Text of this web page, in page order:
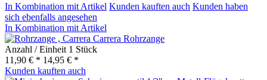
In Kombination mit Artikel Kunden kauften auch Kunden haben
sich ebenfalls angesehen
In Kombination mit Artikel
Carrera Rohrzange
Anzahl / Einheit 1 Stück
11,90 € * 14,95 € *
Kunden kauften auch